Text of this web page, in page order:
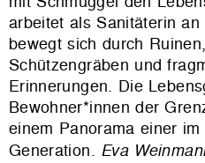
arbeitet als Sanitäterin
bewegt sich durch
Schützengräben und
Erinnerungen. Die
Bewohner*innen der
einem Panorama einer
Generation. Eva